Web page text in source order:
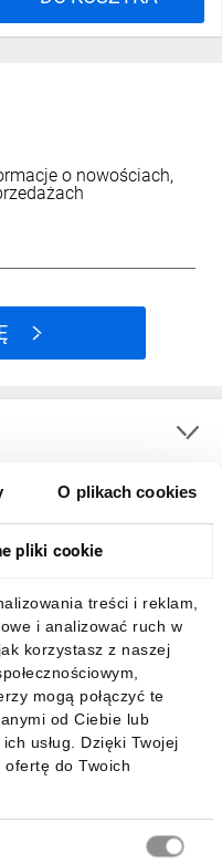
O plikach cookies
pliki cookie
treści i reklam,
i analizować ruch w
korzystasz z naszej
mogą połączyć te
od Ciebie lub
usług. Dzięki Twojej
do Twoich
o nowościach,
mobilną: